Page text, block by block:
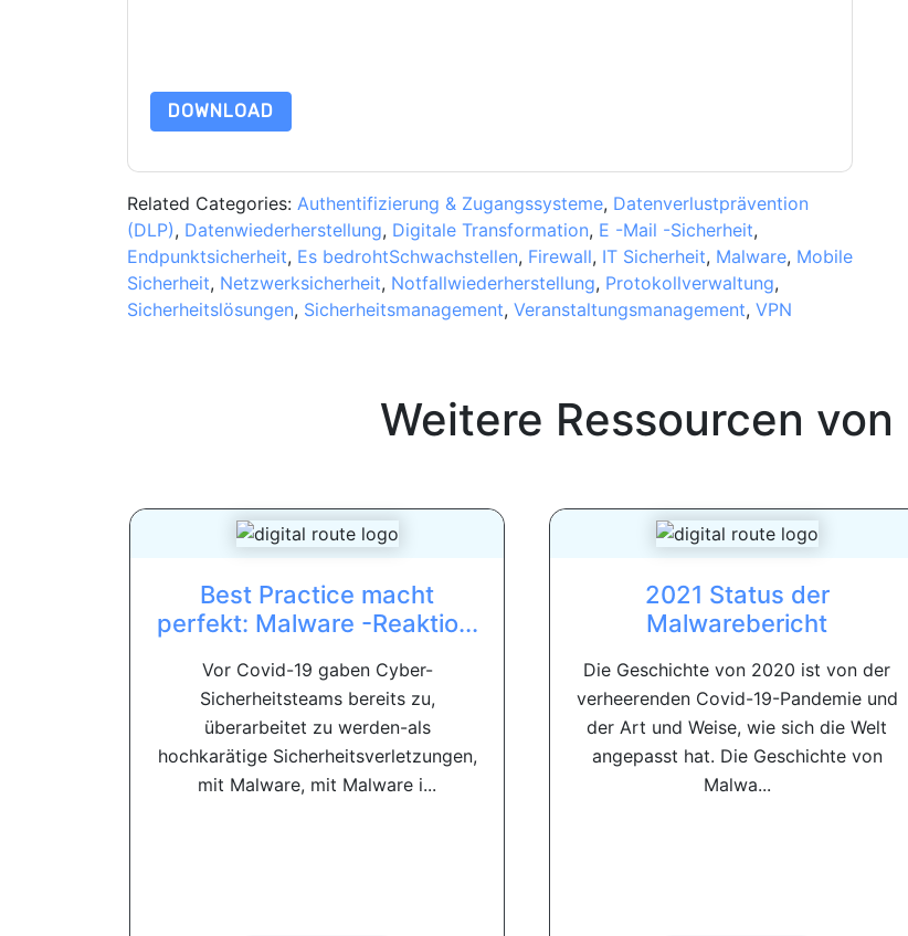
DOWNLOAD
Related Categories: Authentifizierung & Zugangssysteme, Datenverlustprävention
(DLP), Datenwiederherstellung, Digitale Transformation, E -Mail -Sicherheit,
Endpunktsicherheit, Es bedrohtSchwachstellen, Firewall, IT Sicherheit, Malware, Mobile
Sicherheit, Netzwerksicherheit, Notfallwiederherstellung, Protokollverwaltung,
Sicherheitslösungen, Sicherheitsmanagement, Veranstaltungsmanagement, VPN
Weitere Ressourcen von
Best Practice macht
perfekt: Malware -Reaktio...
Vor Covid-19 gaben Cyber-
Sicherheitsteams bereits zu,
überarbeitet zu werden-als
hochkarätige Sicherheitsverletzungen,
mit Malware, mit Malware i...
2021 Status der
Malwarebericht
Die Geschichte von 2020 ist von der
verheerenden Covid-19-Pandemie und
der Art und Weise, wie sich die Welt
angepasst hat. Die Geschichte von
Malwa...